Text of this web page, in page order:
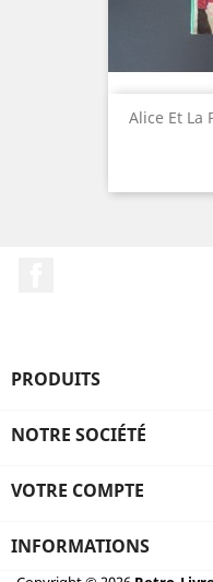
Alice Et La
PRODUITS
NOTRE SOCIÉTÉ
VOTRE COMPTE
INFORMATIONS